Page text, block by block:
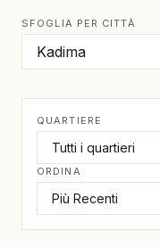
SFOGLIA PER CITTÀ
QUARTIERE
ORDINA